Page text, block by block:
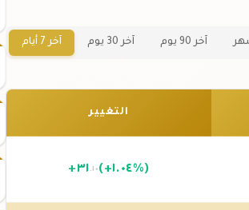
آخر 90 يوم آخر 30 يوم آخر 7 أيام
التغيير
+٣١ .١٠ (+١.٠٤%)